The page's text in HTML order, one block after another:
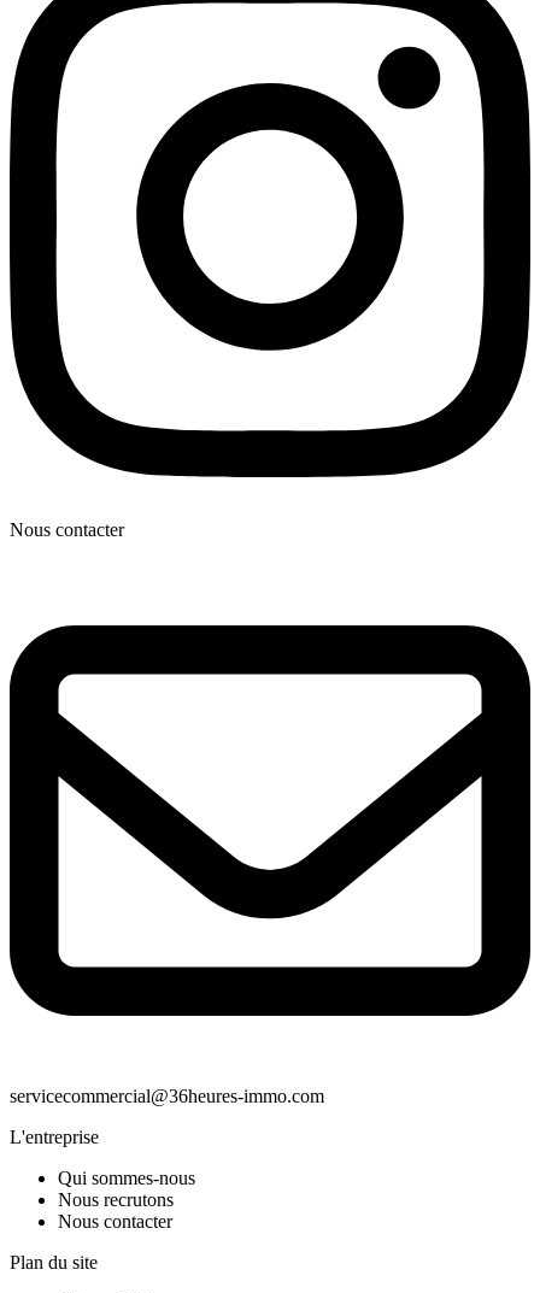
Nous contacter
servicecommercial@36heures-immo.com
L'entreprise
Qui sommes-nous
Nous recrutons
Nous contacter
Plan du site